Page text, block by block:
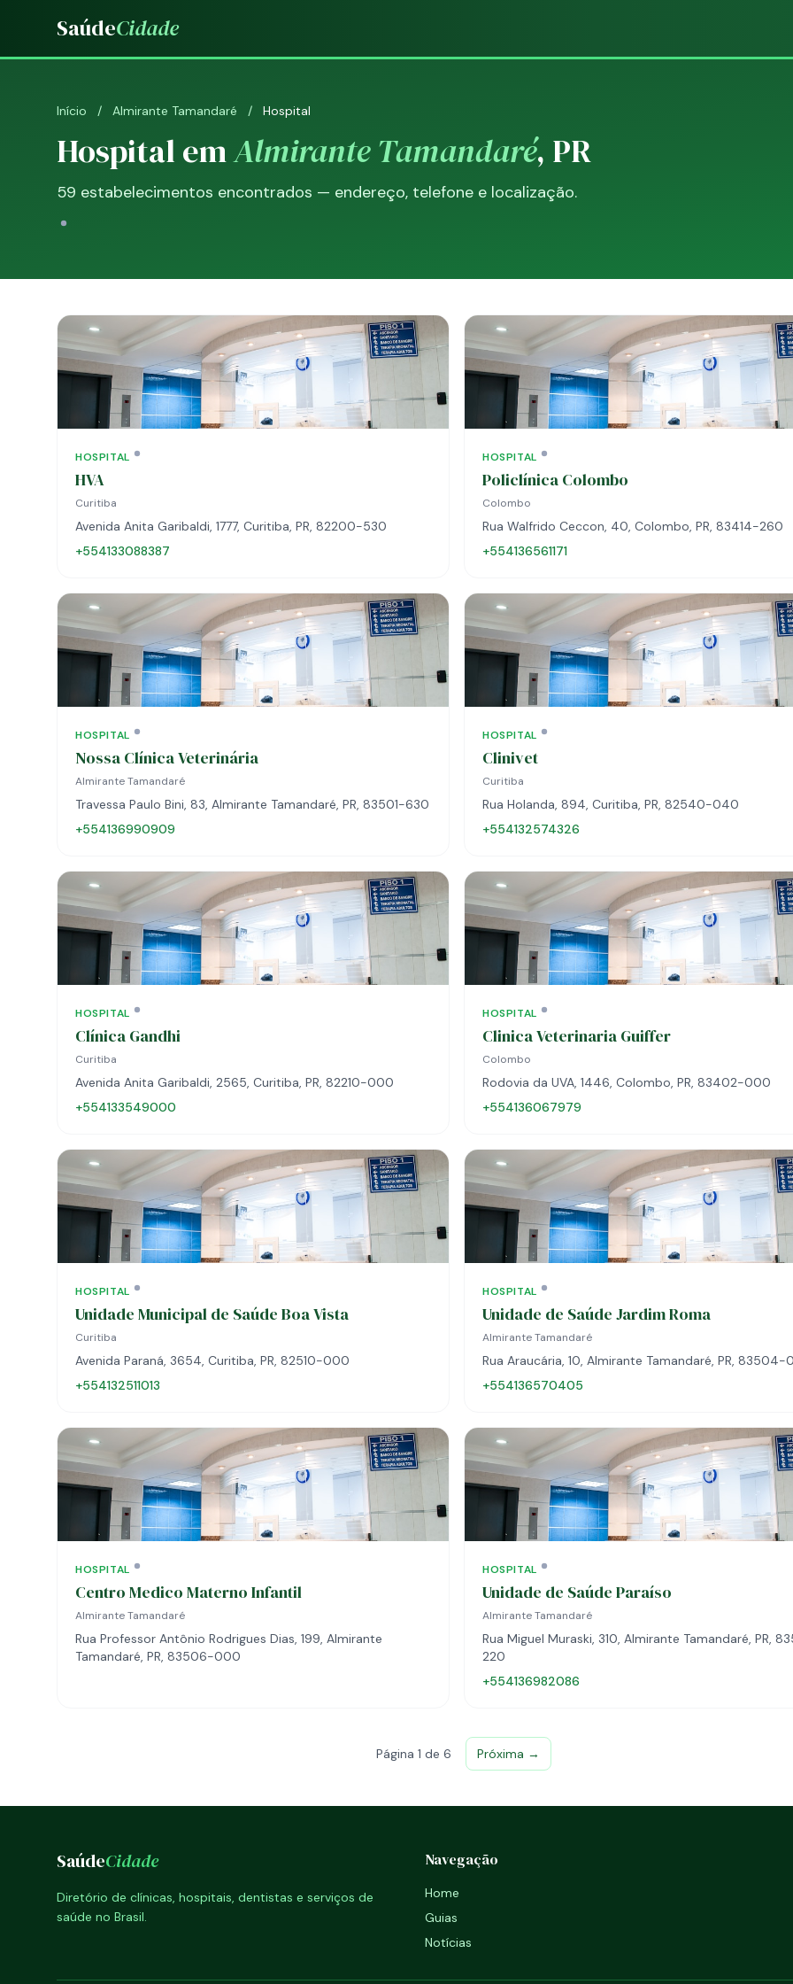
SaúdeCidade
Início / Almirante Tamandaré / Hospital
Hospital emAlmirante Tamandaré, PR
59 estabelecimentos encontrados — endereço, telefone e localização.
HOSPITAL
HVA
Curitiba
Avenida Anita Garibaldi, 1777, Curitiba, PR, 82200-530
+554133088387
HOSPITAL
Policlínica Colombo
Colombo
Rua Walfrido Ceccon, 40, Colombo, PR, 83414-260
+554136561171
HOSPITAL
Nossa Clínica Veterinária
Almirante Tamandaré
Travessa Paulo Bini, 83, Almirante Tamandaré, PR, 83501-630
+554136990909
HOSPITAL
Clinivet
Curitiba
Rua Holanda, 894, Curitiba, PR, 82540-040
+554132574326
HOSPITAL
Clínica Gandhi
Curitiba
Avenida Anita Garibaldi, 2565, Curitiba, PR, 82210-000
+554133549000
HOSPITAL
Clinica Veterinaria Guiffer
Colombo
Rodovia da UVA, 1446, Colombo, PR, 83402-000
+554136067979
HOSPITAL
Unidade Municipal de Saúde Boa Vista
Curitiba
Avenida Paraná, 3654, Curitiba, PR, 82510-000
+554132511013
HOSPITAL
Unidade de Saúde Jardim Roma
Almirante Tamandaré
Rua Araucária, 10, Almirante Tamandaré, PR, 83504-
+554136570405
HOSPITAL
Centro Medico Materno Infantil
Almirante Tamandaré
Rua Professor Antônio Rodrigues Dias, 199, Almirante
Tamandaré, PR, 83506-000
HOSPITAL
Unidade de Saúde Paraíso
Almirante Tamandaré
Rua Miguel Muraski, 310, Almirante Tamandaré, PR,
220
+554136982086
Página 1 de 6 Próxima →
SaúdeCidade
Diretório de clínicas, hospitais, dentistas e serviços de
saúde no Brasil.
Navegação
Home
Guias
Notícias